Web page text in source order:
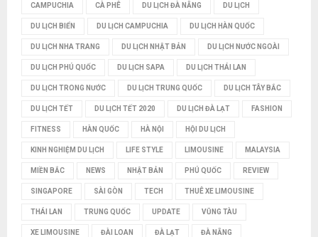
M
CAMPUCHIA CÀ PHÊ DU LỊCH ĐÀ NẴNG DU LỊCH
DU LỊCH BIỂN DU LỊCH CAMPUCHIA DU LỊCH HÀN QUỐC
DU LỊCH NHA TRANG DU LỊCH NHẬT BẢN DU LỊCH NƯỚC NGOÀI
DU LỊCH PHÚ QUỐC DU LỊCH SAPA DU LỊCH THÁI LAN
DU LỊCH TRONG NƯỚC DU LỊCH TRUNG QUỐC DU LỊCH TÂY BẮC
DU LỊCH TẾT DU LỊCH TẾT 2020 DU LỊCH ĐÀ LẠT FASHION
FITNESS HÀN QUỐC HÀ NỘI HỘI DU LỊCH
KINH NGHIỆM DU LỊCH LIFE STYLE LIMOUSINE MALAYSIA
MIỀN BẮC NEWS NHẬT BẢN PHÚ QUỐC REVIEW
SINGAPORE SÀI GÒN TECH THUÊ XE LIMOUSINE
THÁI LAN TRUNG QUỐC UPDATE VŨNG TÀU
XE LIMOUSINE ĐÀI LOAN ĐÀ LẠT ĐÀ NẴNG